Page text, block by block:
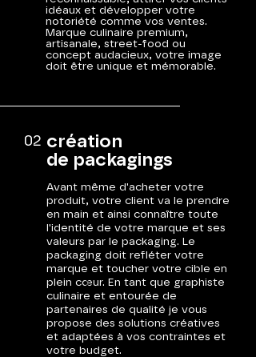
idéaux et développer votre
notoriété comme vos ventes.
Marque culinaire premium,
artisanale, street-food ou
concept audacieux, votre image
doit être unique et mémorable.
02 création
de packagings
Avant même d'acheter votre
produit, votre client va le prendre
en main et ainsi connaître toute
l'identité de votre marque et ses
valeurs par le packaging. Le
packaging doit refléter votre
marque et toucher votre cible en
plein cœur. En tant que graphiste
culinaire et entourée de
partenaires de qualité je vous
propose des solutions créatives
et adaptées à vos contraintes et
votre budget.